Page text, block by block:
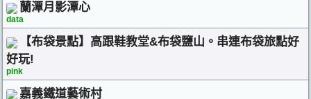
蘭潭月影潭心
data
【布袋景點】高跟鞋教堂&布袋鹽山。串連布袋旅點好
好玩!
pink
嘉義鐵道藝術村